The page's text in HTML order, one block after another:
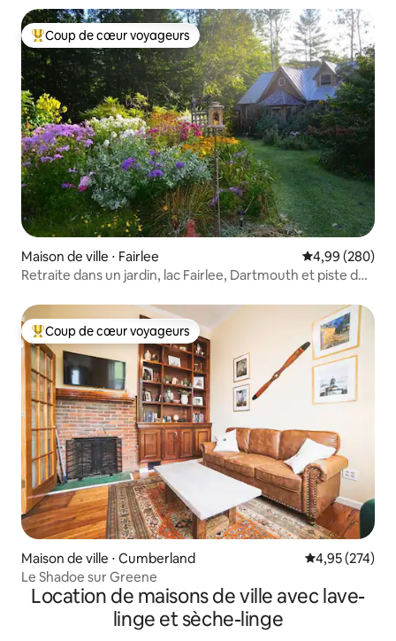
Coups de cœur voyageurs les plus appréciés
Coup de cœur voyageurs
Maison de ville ⋅ Fairlee Évaluation
4,99 (280)
Retraite dans un jardin, lac Fairlee, Dartmouth et piste de
Coups de cœur voyageurs les plus appréciés
Coup de cœur voyageurs
Maison de ville ⋅ Cumberland Évaluation
4,95 (274)
Le Shadoe sur Greene
Location de maisons de ville avec lave-
linge et sèche-linge